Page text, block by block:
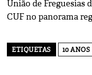
União de Freguesias
CUF no panorama
ETIQUETAS 10 ANOS